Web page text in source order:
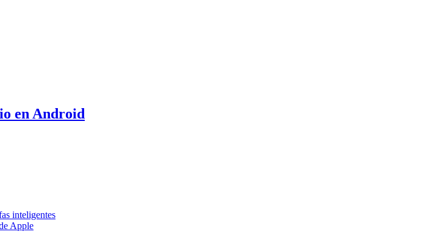
en Android
inteligentes
Apple